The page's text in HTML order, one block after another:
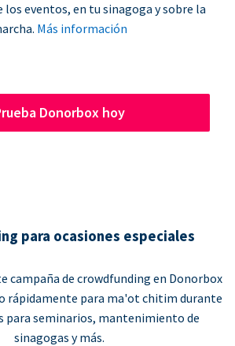
eventos, en tu sinagoga y sobre la
Más información
Donorbox hoy
para ocasiones especiales
campaña de crowdfunding en Donorbox
rápidamente para ma'ot chitim durante
para seminarios, mantenimiento de
sinagogas y más.